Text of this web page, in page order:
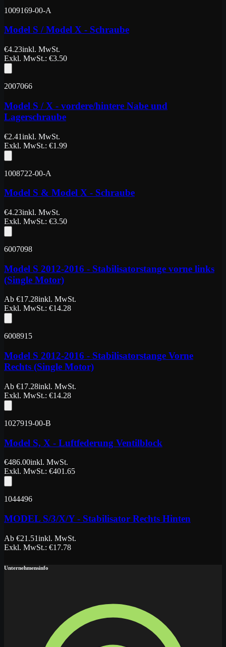
1009169-00-A
Model S / Model X - Schraube
€4.23inkl. MwSt.
Exkl. MwSt.: €3.50
2007066
Model S / X - vordere/hintere Nabe und
Lagerschraube
€2.41inkl. MwSt.
Exkl. MwSt.: €1.99
1008722-00-A
Model S & Model X - Schraube
€4.23inkl. MwSt.
Exkl. MwSt.: €3.50
6007098
Model S 2012-2016 - Stabilisatorstange vorne links
(Single Motor)
Ab €17.28inkl. MwSt.
Exkl. MwSt.: €14.28
6008915
Model S 2012-2016 - Stabilisatorstange Vorne
Rechts (Single Motor)
Ab €17.28inkl. MwSt.
Exkl. MwSt.: €14.28
1027919-00-B
Model S, X - Luftfederung Ventilblock
€486.00inkl. MwSt.
Exkl. MwSt.: €401.65
1044496
MODEL S/3/X/Y - Stabilisator Rechts Hinten
Ab €21.51inkl. MwSt.
Exkl. MwSt.: €17.78
Unternehmensinfo